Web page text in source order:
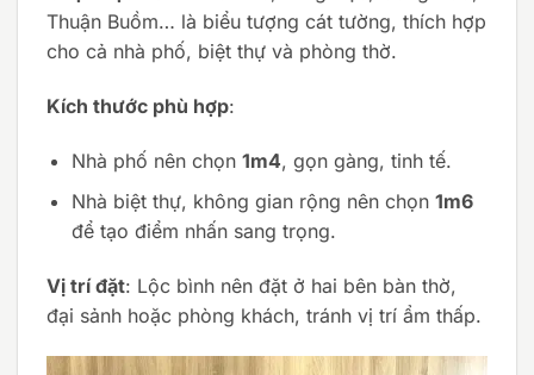
Thuận Buồm… là biểu tượng cát tường, thích hợp
cho cả nhà phố, biệt thự và phòng thờ.
Kích thước phù hợp:
Nhà phố nên chọn 1m4, gọn gàng, tinh tế.
Nhà biệt thự, không gian rộng nên chọn 1m6
để tạo điểm nhấn sang trọng.
Vị trí đặt: Lộc bình nên đặt ở hai bên bàn thờ,
đại sảnh hoặc phòng khách, tránh vị trí ẩm thấp.